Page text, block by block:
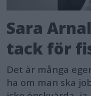
Sara
tack för
Det är många
ha om man ska